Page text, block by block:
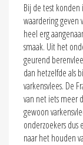
Bij de test konden
waardering geven
heel erg
smaak. Uit het
geurend
dan hetzelfde als
varkensvlees. De
van net iets meer
gewoon
onderzoekers dus
naar het houden